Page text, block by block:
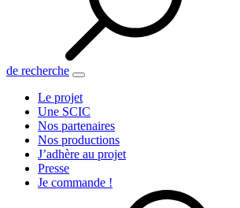
de recherche
Le projet
Une SCIC
Nos partenaires
Nos productions
J’adhère au projet
Presse
Je commande !